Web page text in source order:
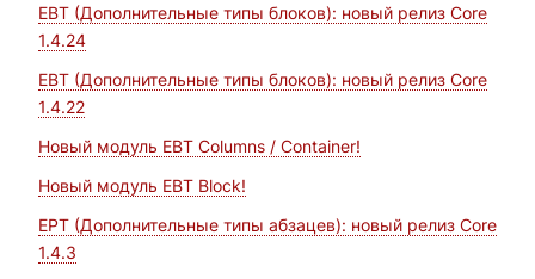
EBT (Дополнительные типы блоков): новый релиз Core
1.4.24
EBT (Дополнительные типы блоков): новый релиз Core
1.4.22
Новый модуль EBT Columns / Container!
Новый модуль EBT Block!
EPT (Дополнительные типы абзацев): новый релиз Core
1.4.3